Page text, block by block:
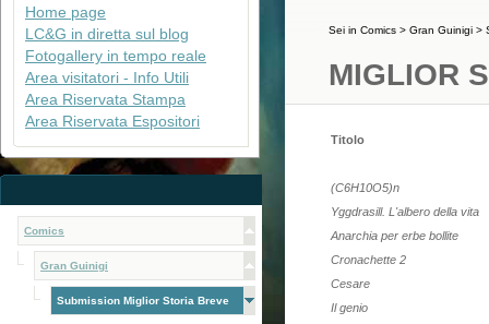
Home page
LC&G in diretta sul blog
Fotogallery in tempo reale
Area visitatori - Info Utili
Area Riservata Stampa
Area Riservata Espositori
Comics
Gran Guinigi
Submission Miglior Storia Breve
Sei in Comics > Gran Guinigi >
MIGLIOR
Titolo
(C6H10O5)n
Yggdrasill. L'albero della vita
Anarchia per erbe bollite
Cronachette 2
Cesare
Il genio